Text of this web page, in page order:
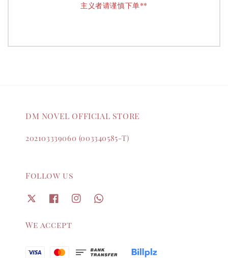
主义者请谨慎下单**
DM NOVEL OFFICIAL STORE
202103339060 (003340585-T)
Follow us
We accept